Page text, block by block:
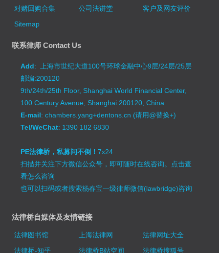
对赌回购合集
公司法讲堂
客户及网友评价
Sitemap
联系律师 Contact Us
Add: 上海市世纪大道100号环球金融中心9层/24层/25层
邮编:200120
9th/24th/25th Floor, Shanghai World Financial Center,
100 Century Avenue, Shanghai 200120, China
E-mail: chambers.yang+dentons.cn (请用@替换+)
Tel/WeChat: 1390 182 6830
PE法律桥，私募问不倒！7x24
扫描并关注下方微信公众号，即可随时在线咨询。 点击查
看怎么咨询
也可以扫码或者搜索杨春宝一级律师微信(lawbridge)咨询
法律桥自媒体及友情链接
法律图书馆 上海法律网
法律网址大全
法律桥-知乎
法律桥B站空间
法律桥搜狐号